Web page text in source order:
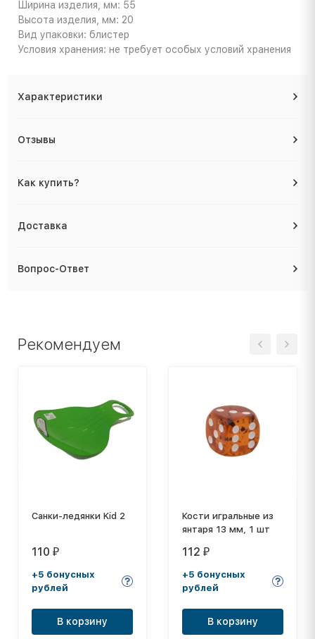
Ширина изделия, мм: 55
Высота изделия, мм: 20
Вид упаковки: блистер
Условия хранения: не требует особых условий хранения
Характеристики
Отзывы
Как купить?
Доставка
Вопрос-Ответ
Рекомендуем
Санки-ледянки Kid 2
110 ₽
+5 бонусных
рублей
В корзину
Кости игральные из
янтаря 13 мм, 1 шт
112 ₽
+5 бонусных
рублей
В корзину